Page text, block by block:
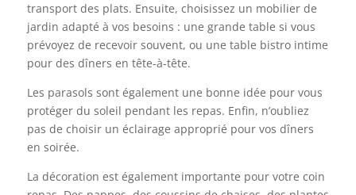
transport des plats. Ensuite, choisissez un mobilier de
jardin adapté à vos besoins : une grande table si vous
prévoyez de recevoir souvent, ou une table bistro intime
pour des dîners en tête-à-tête.
Les parasols sont également une bonne idée pour vous
protéger du soleil pendant les repas. Enfin, n’oubliez
pas de choisir un éclairage approprié pour vos dîners
en soirée.
La décoration est également importante pour votre coin